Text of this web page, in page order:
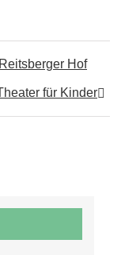
Hof
für Kinder